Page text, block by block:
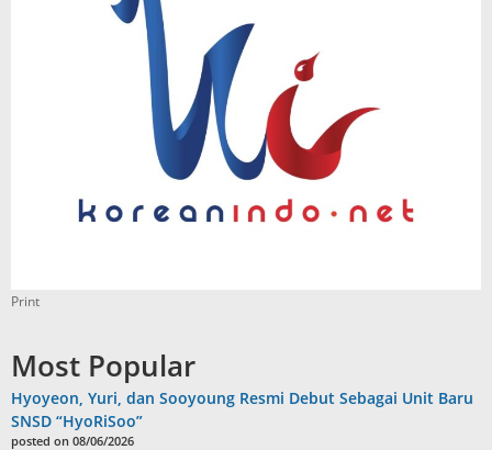
Print
Most Popular
Hyoyeon, Yuri, dan Sooyoung Resmi Debut Sebagai Unit Baru
SNSD “HyoRiSoo”
posted on 08/06/2026